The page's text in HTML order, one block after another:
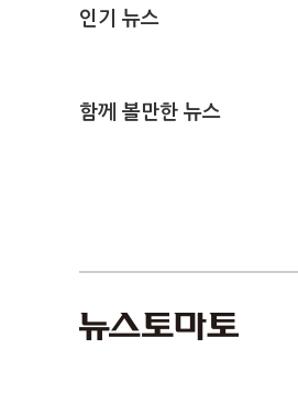
인기 뉴스
함께 볼만한 뉴스